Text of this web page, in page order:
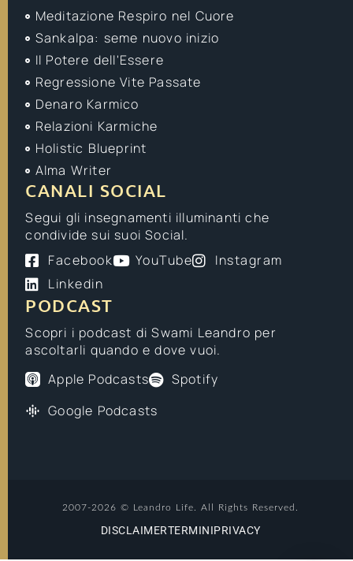
Meditazione Respiro nel Cuore
Sankalpa: seme nuovo inizio
Il Potere dell'Essere
Regressione Vite Passate
Denaro Karmico
Relazioni Karmiche
Holistic Blueprint
Alma Writer
CANALI SOCIAL
Segui gli insegnamenti illuminanti che
condivide sui suoi Social.
Facebook
YouTube
Instagram
Linkedin
PODCAST
Scopri i podcast di Swami Leandro per
ascoltarli quando e dove vuoi.
Apple Podcasts
Spotify
Google Podcasts
2007-2026 © Leandro Life. All Rights Reserved.
DISCLAIMERTERMINIPRIVACY